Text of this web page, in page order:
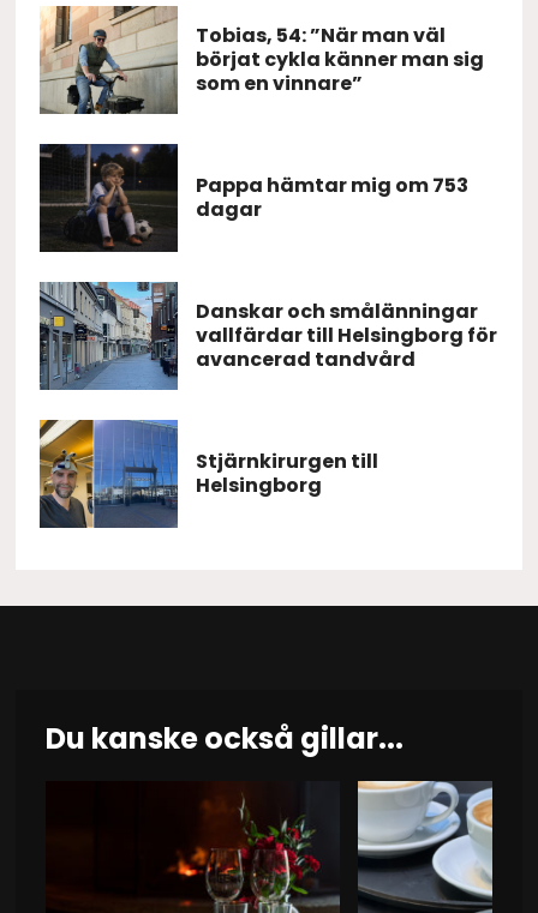
Tobias, 54: ”När man väl
börjat cykla känner man sig
som en vinnare”
Pappa hämtar mig om 753
dagar
Danskar och smålänningar
vallfärdar till Helsingborg för
avancerad tandvård
Stjärnkirurgen till
Helsingborg
Du kanske också gillar...